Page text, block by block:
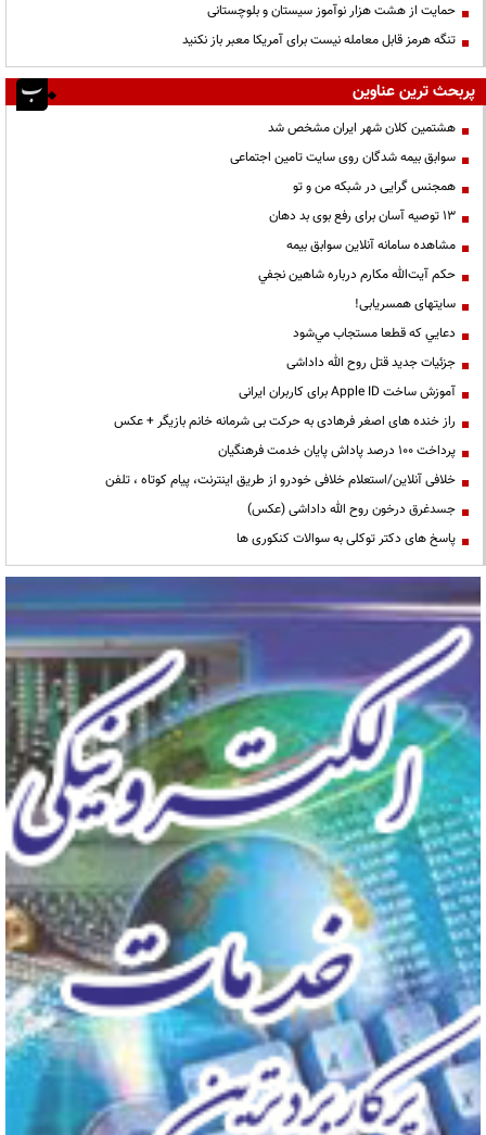
حمایت از هشت هزار نوآموز سیستان و بلوچستانی
تنگه هرمز قابل معامله نیست برای آمریکا معبر باز نکنید
پربحث ترین عناوین
هشتمین کلان شهر ایران مشخص شد
سوابق بیمه شدگان روی سایت تامین اجتماعی
همجنس گرایی در شبکه من و تو
13 توصیه آسان برای رفع بوی بد دهان
مشاهده سامانه آنلاين سوابق بیمه
حكم آيت‌الله مكارم درباره شاهين نجفي
سایتهای همسریابی!
دعايي كه قطعا مستجاب مي‌شود
جزئیات جدید قتل روح الله داداشی
آموزش ساخت Apple ID برای کاربران ایرانی
راز خنده های اصغر فرهادی به حرکت بی شرمانه خانم بازیگر + عکس
پرداخت ۱۰۰ درصد پاداش پایان خدمت فرهنگیان
خلافی آنلاین/استعلام خلافی خودرو از طریق اینترنت، پیام کوتاه ، تلفن
جسدغرق درخون روح الله داداشی (عکس)
پاسخ های دکتر توکلی به سوالات کنکوری ها